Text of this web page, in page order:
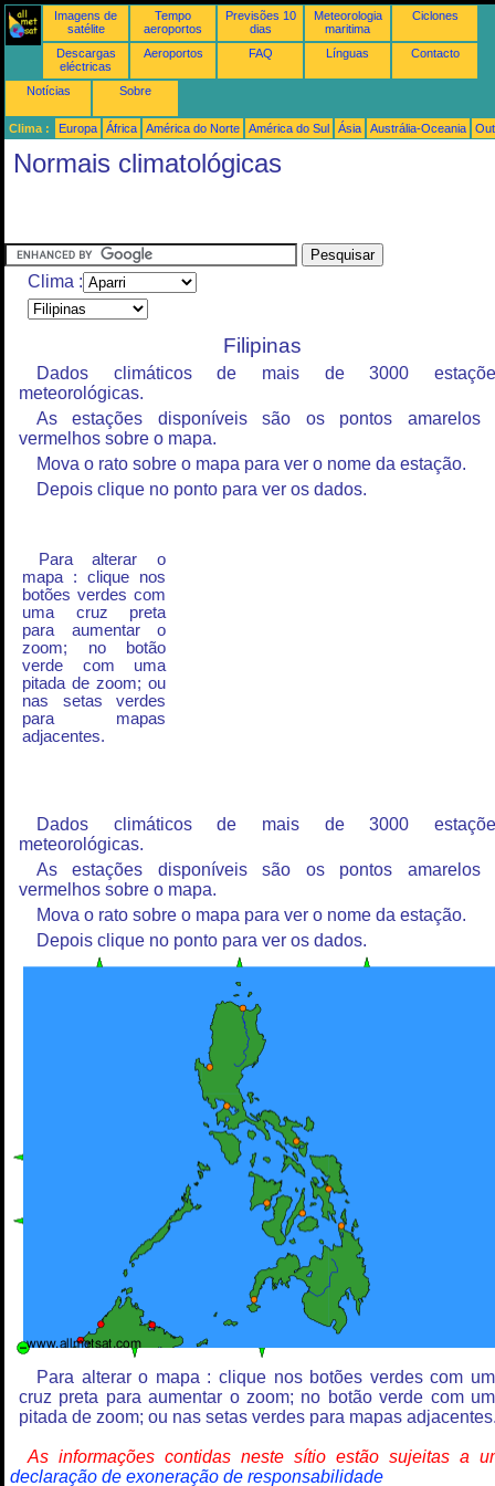
Imagens de
satélite
Tempo
aeroportos
Previsões 10
dias
Meteorologia
maritima
Ciclones
Descargas
eléctricas
Aeroportos FAQ Línguas Contacto
Notícias Sobre
Clima : Europa África América do Norte América do Sul Ásia Austrália-Oceania
Normais climatológicas
Clima :
Filipinas
Dados climáticos de mais de 3000
meteorológicas.
As estações disponíveis são os pontos amarelos
vermelhos sobre o mapa.
Mova o rato sobre o mapa para ver o nome da estação.
Depois clique no ponto para ver os dados.
Para alterar o
mapa : clique nos
botões verdes com
uma cruz preta
para aumentar o
zoom; no botão
verde com uma
pitada de zoom; ou
nas setas verdes
para mapas
adjacentes.
Dados climáticos de mais de 3000
meteorológicas.
As estações disponíveis são os pontos amarelos
vermelhos sobre o mapa.
Mova o rato sobre o mapa para ver o nome da estação.
Depois clique no ponto para ver os dados.
Para alterar o mapa : clique nos botões verdes com
cruz preta para aumentar o zoom; no botão verde com
pitada de zoom; ou nas setas verdes para mapas
As informações contidas neste sítio estão sujeitas a
declaração de exoneração de responsabilidade